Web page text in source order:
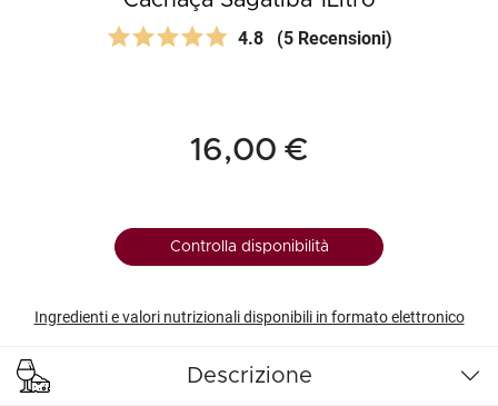
4.8 (5 Recensioni)
16,00 €
Controlla disponibilità
Ingredienti e valori nutrizionali disponibili in formato elettronico
Descrizione